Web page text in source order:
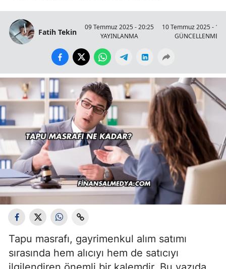
Fatih Tekin
09 Temmuz 2025 - 20:25
YAYINLANMA
10 Temmuz 2025 -
GÜNCELLENME
Tapu masrafı, gayrimenkul alım satımı
sırasında hem alıcıyı hem de satıcıyı